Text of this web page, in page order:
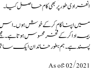
انفرادی طور پر بھی کام حاصل کیا۔
میں اپنا کام کرکے خوش ہوں۔ اس کام
بیمہ ادا کرکے فخر محسوس ہوتا
پسند ہے۔ہم بطور خاندان ایک
As of: 02/2021